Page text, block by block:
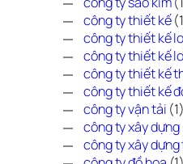
công ty thiết kế
công ty thiết kế
công ty thiết kế
công ty thiết kế
công ty thiết kế
công ty vận tải (1)
công ty xây dựng
công ty xây